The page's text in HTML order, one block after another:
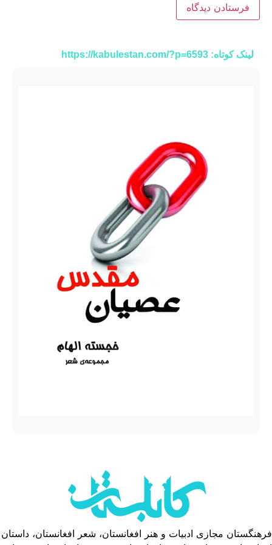
لینک کوتاه: https://kabulestan.com/?p=6593
فرهنگستان مجازی ادبیات و هنر افغانستان، شعر افغانستان، داستان